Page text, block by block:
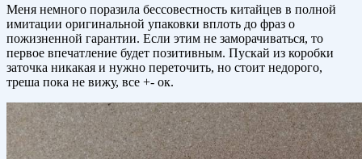
Меня немного поразила бессовестность китайцев в полной
имитации оригинальной упаковки вплоть до фраз о
пожизненной гарантии. Если этим не заморачиваться, то
первое впечатление будет позитивным. Пускай из коробки
заточка никакая и нужно переточить, но стоит недорого,
треша пока не вижу, все +- ок.